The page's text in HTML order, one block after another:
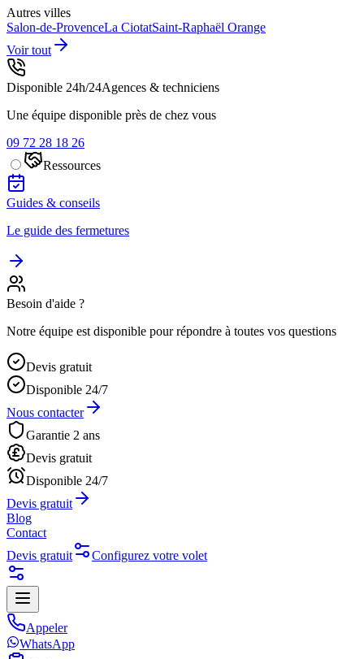
Autres villes
Salon-de-ProvenceLa CiotatSaint-Raphaël Orange
Voir tout
Disponible 24h/24Agences & techniciens
Une équipe disponible près de chez vous
09 72 28 18 26
Ressources
Guides & conseils
Le guide des fermetures
Besoin d'aide ?
Notre équipe est disponible pour répondre à toutes vos questions
Devis gratuit
Disponible 24/7
Nous contacter
Garantie 2 ans
Devis gratuit
Disponible 24/7
Devis gratuit
Blog
Contact
Devis gratuit
Configurez votre volet
Appeler
WhatsApp